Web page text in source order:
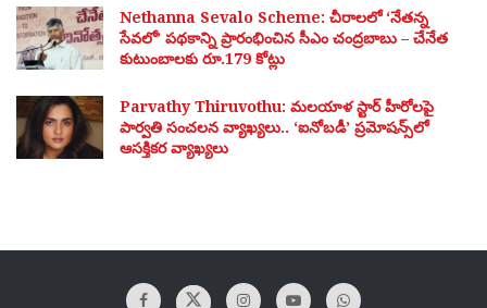
Nethanna Sevalo Scheme: చీరాలలో ‘నేతన్న
సేవలో’ పథకాన్ని ప్రారంభించిన సీఎం చంద్రబాబు – చేనేత
కుటుంబాలకు రూ.179 కోట్లు
Parvathy Thiruvothu: మలయాళ స్టార్ హీరోలపై
పార్వతి సంచలన వ్యాఖ్యలు.. ‘ఐనోబడీ’ ప్రమోషన్స్‌లో
ఆసక్తికర వ్యాఖ్యలు